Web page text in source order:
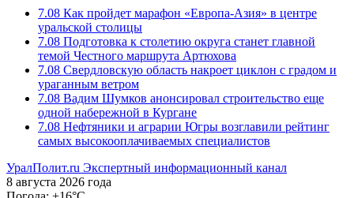
7.08 Как пройдет марафон «Европа-Азия» в центре
уральской столицы
7.08 Подготовка к столетию округа станет главной
темой Честного маршрута Артюхова
7.08 Свердловскую область накроет циклон с градом и
ураганным ветром
7.08 Вадим Шумков анонсировал строительство еще
одной набережной в Кургане
7.08 Нефтяники и аграрии Югры возглавили рейтинг
самых высокооплачиваемых специалистов
УралПолит.ru Экспертный информационный канал
8 августа 2026 года